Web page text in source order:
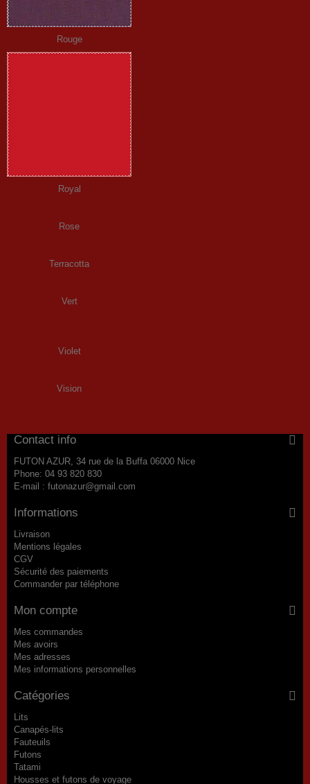
Rouge
Royal
Rose
Terracotta
Vert
Violet
Vision
Contact info
FUTON AZUR, 34 rue de la Buffa 06000 Nice
Phone: 04 93 820 830
E-mail : futonazur@gmail.com
Informations
Livraison
Mentions légales
CGV
Sécurité des paiements
Commander par téléphone
Mon compte
Mes commandes
Mes avoirs
Mes adresses
Mes informations personnelles
Catégories
Lits
Canapés-lits
Fauteuils
Futons
Tatami
Housses et futons de voyage